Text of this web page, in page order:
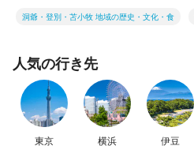
洞爺・登別・苫小牧 地域の歴史・文化・食
人気の行き先
東京 横浜 伊豆